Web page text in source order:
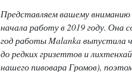
Представляем вашему
начала работу в 2019 году. Она
год работы Malanka выпустила
до редких гризеттов и
нашего пивовара Громов),